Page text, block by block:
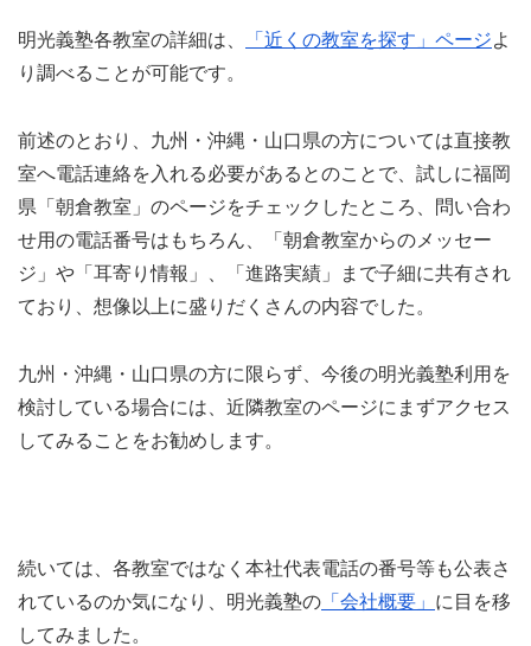
明光義塾各教室の詳細は、 「近くの教室を探す」ページよ
り調べることが可能です。
前述のとおり、九州・沖縄・山口県の方については直接教
室へ電話連絡を入れる必要があるとのことで、試しに福岡
県「朝倉教室」のページをチェックしたところ、問い合わ
せ用の電話番号はもちろん、「朝倉教室からのメッセー
ジ」や「耳寄り情報」、「進路実績」まで子細に共有され
ており、想像以上に盛りだくさんの内容でした。
九州・沖縄・山口県の方に限らず、今後の明光義塾利用を
検討している場合には、近隣教室のページにまずアクセス
してみることをお勧めします。
続いては、各教室ではなく本社代表電話の番号等も公表さ
れているのか気になり、明光義塾の 「会社概要」 に目を移
してみました。